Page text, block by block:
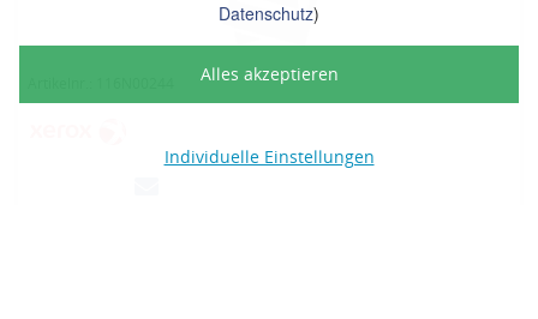
Datenschutz)
Alles akzeptieren
Individuelle Einstellungen